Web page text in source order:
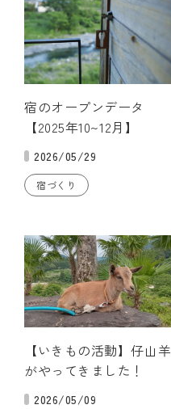
宿のオープンデータ
【2025年10~12月】
2026/05/29
宿づくり
【いきもの活動】仔山羊
がやってきました！
2026/05/09